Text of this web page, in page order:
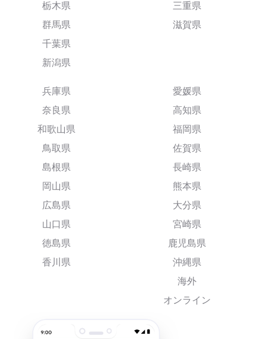
栃木県
群馬県
千葉県
新潟県
三重県
滋賀県
兵庫県
奈良県
和歌山県
鳥取県
島根県
岡山県
広島県
山口県
徳島県
香川県
愛媛県
高知県
福岡県
佐賀県
長崎県
熊本県
大分県
宮崎県
鹿児島県
沖縄県
海外
オンライン